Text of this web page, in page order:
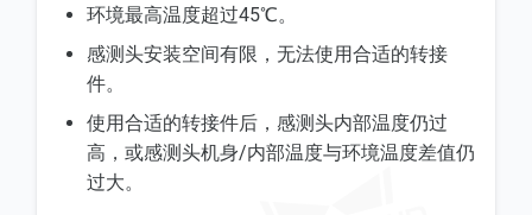
环境最高温度超过45℃。
感测头安装空间有限，无法使用合适的转接
件。
使用合适的转接件后，感测头内部温度仍过
高，或感测头机身/内部温度与环境温度差值仍
过大。